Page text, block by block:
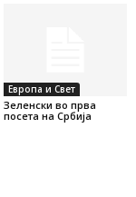
Европа и Свет
Зеленски во прва
посета на Србија